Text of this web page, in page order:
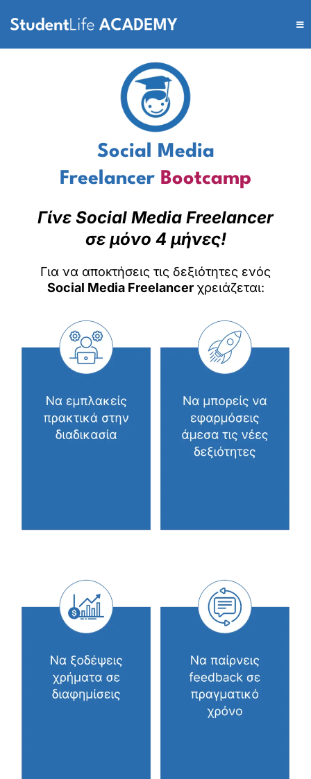
Social Media
Freelancer Bootcamp
Γίνε Social Media Freelancer
σε μόνο 4 μήνες!
Για να αποκτήσεις τις δεξιότητες ενός
Social Media Freelancerχρειάζεται: